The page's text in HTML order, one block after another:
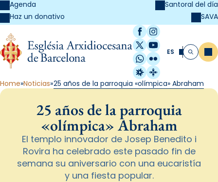
Agenda
Haz un donativo
Santoral del día
SAVA
Facebook
Instagram
X / Twitter
YouTube
WhatsApp
Flickr
Radio Estel
Catalunya
ES Buscar
Home Noticias 25 años de la parroquia «olímpica» Abraham
25 años de la parroquia
«olímpica» Abraham
El templo innovador de Josep Benedito i
Rovira ha celebrado este pasado fin de
semana su aniversario con una eucaristía
y una fiesta popular.